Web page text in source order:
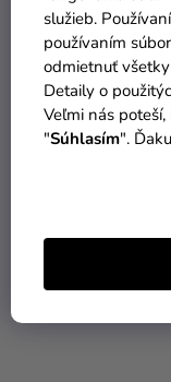
služieb.
používaním
odmietnuť
Detaily o
Veľmi nás
"Súhlasím".
Detský dievčenský
kostým - TMNT
korytnačky
33,99 €
DETAIL